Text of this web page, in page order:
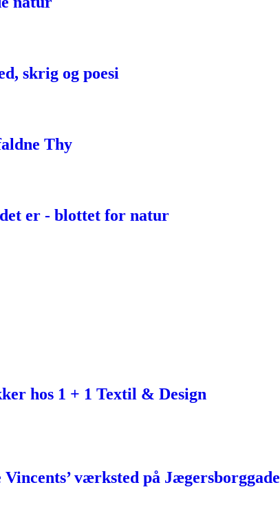
skrig og poesi
Thy
er - blottet for natur
hos 1 + 1 Textil & Design
værksted på Jægersborggade